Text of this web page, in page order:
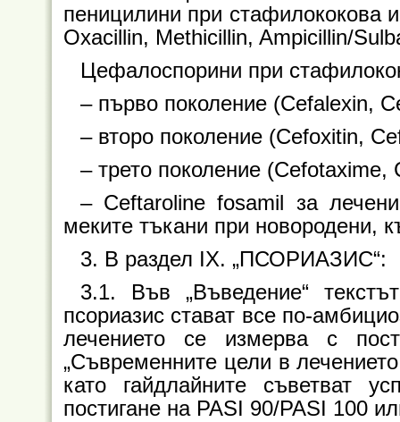
пеницилини при стафилококова
Oxacillin, Methicillin, Ampicillin/
Цефалоспорини при
– първо поколение (Cefalexin,
– второ поколение (Cefoxitin,
– трето поколение
– Ceftaroline fosamil за
меките тъкани при новородени,
3. В раздел IX. „ПСОРИАЗИС“:
3.1. Във „Въведение“
псориазис стават все по-
лечението се измерва с
„Съвременните цели в
като гайдлайните съветват
постигане на PASI 90/PASI 100